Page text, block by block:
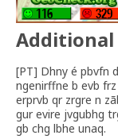
[PT] Dhny é pbvfn
ngenirffne b evb
erprvb qr zrgre n
gur evire jvgubhg
gb chg lbhe unaq.